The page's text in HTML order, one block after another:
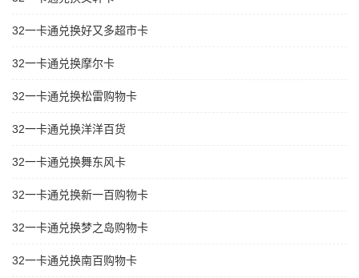
32一卡通兑换好又多超市卡
32一卡通兑换摩尔卡
32一卡通兑换松雷购物卡
32一卡通兑换洋洋百货
32一卡通兑换舞东风卡
32一卡通兑换新一百购物卡
32一卡通兑换梦之岛购物卡
32一卡通兑换南百购物卡